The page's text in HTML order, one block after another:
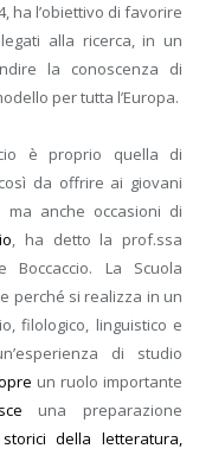
ha l’obiettivo di favorire
alla ricerca, in un
la conoscenza di
per tutta l’Europa.
è proprio quella di
da offrire ai giovani
ma anche occasioni di
, ha detto la prof.ssa
Boccaccio. La Scuola
perché si realizza in un
filologico, linguistico e
di studio
un ruolo importante
una preparazione
storici della letteratura,